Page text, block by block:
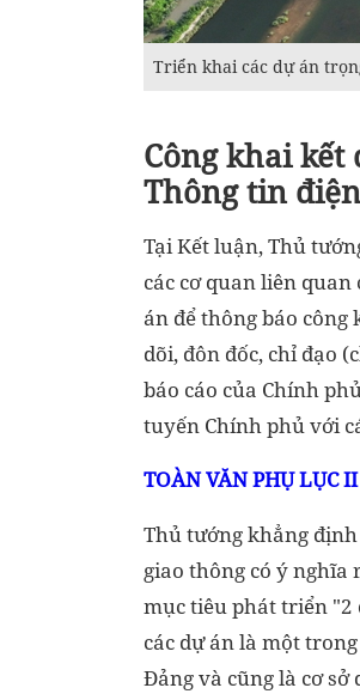
Triển khai các dự án
Công khai
Thông tin
Tại Kết luận, Thủ
các cơ quan liên
án để thông báo
dõi, đôn đốc, chỉ đạo
báo cáo của Chính
tuyến Chính phủ với
TOÀN VĂN PHỤ LỤC
Thủ tướng khẳng
giao thông có ý
mục tiêu phát triển "2
các dự án là một
Đảng và cũng là cơ